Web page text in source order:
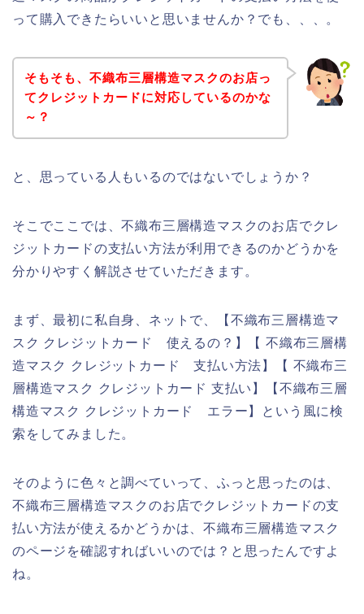
って購入できたらいいと思いませんか？でも、、、。
そもそも、不織布三層構造マスクのお店っ
てクレジットカードに対応しているのかな
～？
と、思っている人もいるのではないでしょうか？
そこでここでは、不織布三層構造マスクのお店でクレ
ジットカードの支払い方法が利用できるのかどうかを
分かりやすく解説させていただきます。
まず、最初に私自身、ネットで、【不織布三層構造マ
スク クレジットカード 使えるの？】【 不織布三層構
造マスク クレジットカード 支払い方法】【 不織布三
層構造マスク クレジットカード 支払い】【不織布三層
構造マスク クレジットカード エラー】という風に検
索をしてみました。
そのように色々と調べていって、ふっと思ったのは、
不織布三層構造マスクのお店でクレジットカードの支
払い方法が使えるかどうかは、不織布三層構造マスク
のページを確認すればいいのでは？と思ったんですよ
ね。